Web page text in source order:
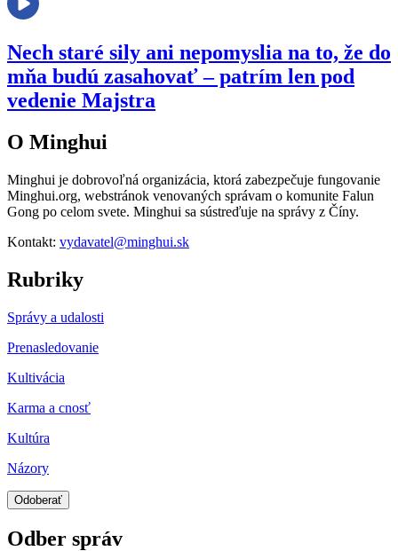
Nech staré sily ani nepomyslia na to, že do
mňa budú zasahovať – patrím len pod
vedenie Majstra
O Minghui
Minghui je dobrovoľná organizácia, ktorá zabezpečuje fungovanie
Minghui.org, webstránok venovaných správam o komunite Falun
Gong po celom svete. Minghui sa sústreďuje na správy z Číny.
Kontakt: vydavatel@minghui.sk
Rubriky
Správy a udalosti
Prenasledovanie
Kultivácia
Karma a cnosť
Kultúra
Názory
Odber správ